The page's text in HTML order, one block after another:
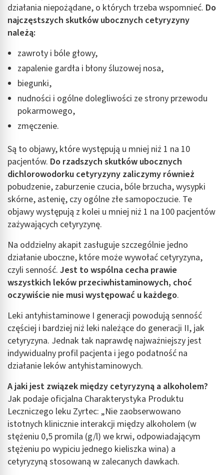
działania niepożądane, o których trzeba wspomnieć. Do
najczęstszych skutków ubocznych cetyryzyny
należą:
zawroty i bóle głowy,
zapalenie gardła i błony śluzowej nosa,
biegunki,
nudności i ogólne dolegliwości ze strony przewodu
pokarmowego,
zmęczenie.
Są to objawy, które występują u mniej niż 1 na 10
pacjentów. Do rzadszych skutków ubocznych
dichlorowodorku cetyryzyny zaliczymy również
pobudzenie, zaburzenie czucia, bóle brzucha, wysypki
skórne, astenię, czy ogólne złe samopoczucie. Te
objawy występują z kolei u mniej niż 1 na 100 pacjentów
zażywających cetyryzynę.
Na oddzielny akapit zasługuje szczególnie jedno
działanie uboczne, które może wywołać cetyryzyna,
czyli senność. Jest to wspólna cecha prawie
wszystkich leków przeciwhistaminowych, choć
oczywiście nie musi występować u każdego.
Leki antyhistaminowe I generacji powodują senność
częściej i bardziej niż leki należące do generacji II, jak
cetyryzyna. Jednak tak naprawdę najważniejszy jest
indywidualny profil pacjenta i jego podatność na
działanie leków antyhistaminowych.
A jaki jest związek między cetyryzyną a alkoholem?
Jak podaje oficjalna Charakterystyka Produktu
Leczniczego leku Zyrtec: „Nie zaobserwowano
istotnych klinicznie interakcji między alkoholem (w
stężeniu 0,5 promila (g/l) we krwi, odpowiadającym
stężeniu po wypiciu jednego kieliszka wina) a
cetyryzyną stosowaną w zalecanych dawkach.
Identyfikowanie urządzeń na podstawie
aktywnie żądanych informacji
Niezbędne
Wydajność (Performance)
Reklama / śledzenie